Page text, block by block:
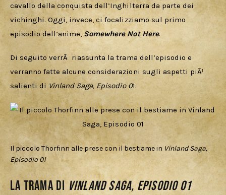
cavallo della conquista dell’Inghilterra da parte dei
vichinghi. Oggi, invece, ci focalizziamo sul primo
episodio dell’anime, Somewhere Not Here.
Di seguito verrÃ  riassunta la trama dell’episodio e
verranno fatte alcune considerazioni sugli aspetti piÃ¹
salienti di Vinland Saga, Episodio 01.
Il piccolo Thorfinn alle prese con il bestiame in Vinland Saga,
Episodio 01
La trama diVinland Saga, Episodio 01